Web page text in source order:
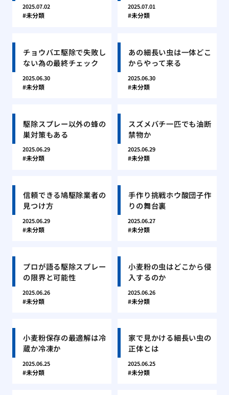
2025.07.02
未分類
2025.07.01
未分類
チョウバエ駆除で失敗し
ない為の最終チェック
2025.06.30
未分類
あの細長い虫は一体どこ
からやって来る
2025.06.30
未分類
駆除スプレー以外の蜂の
巣対策もある
2025.06.29
未分類
スズメバチ一匹でも油断
禁物か
2025.06.29
未分類
信頼できる鳩駆除業者の
見つけ方
2025.06.29
未分類
手作り挑戦ホウ酸団子作
りの舞台裏
2025.06.27
未分類
プロが語る駆除スプレー
の限界と可能性
2025.06.26
未分類
小麦粉の虫はどこから侵
入するのか
2025.06.26
未分類
小麦粉保存の最適解は冷
蔵か冷凍か
2025.06.25
未分類
家で見かける細長い虫の
正体とは
2025.06.25
未分類